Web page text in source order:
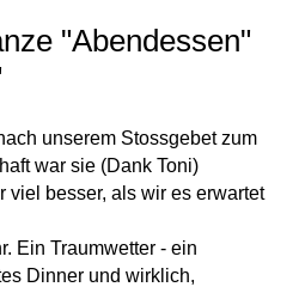
"Abendessen"
unserem Stossgebet zum
war sie (Dank Toni)
viel besser, als wir es erwartet
Ein Traumwetter - ein
Dinner und wirklich,